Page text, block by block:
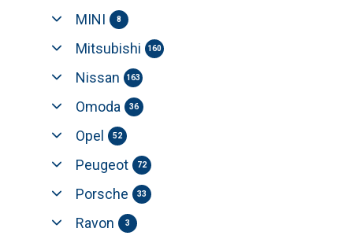
MINI 8
Mitsubishi 160
Nissan 163
Omoda 36
Opel 52
Peugeot 72
Porsche 33
Ravon 3